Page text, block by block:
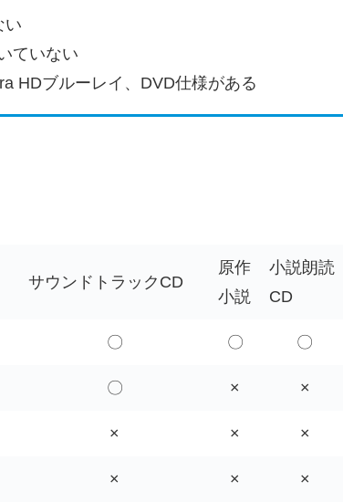
い
ていない
HDブルーレイ、DVD仕様がある
サウンドトラックCD
原作
小説
小説朗読
CD
〇 〇 〇
〇 × ×
× × ×
× × ×